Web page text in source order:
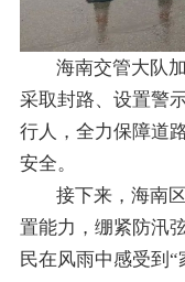
海南交管大队
采取封路、设置警
行人，全力保障道
安全。
接下来，海南
置能力， 绷紧防汛
民在风雨中感受到 “